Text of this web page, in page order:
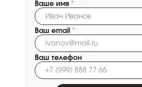
Ваше имя *
Ваш email *
Ваш телефон